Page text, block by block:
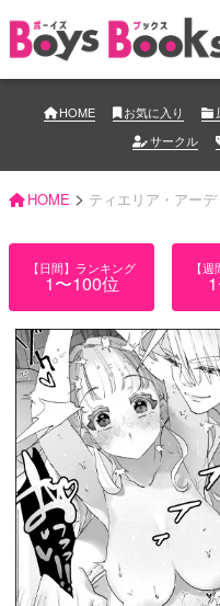
HOME お気に入り
サークル
HOME > ティエリア・アーデ
【日間】ランキング
1〜100位
【